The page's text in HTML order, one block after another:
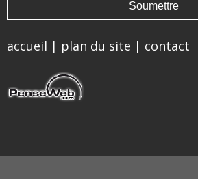
accueil | plan du site | contact